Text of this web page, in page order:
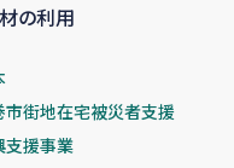
の利用
市街地在宅被災者支援
支援事業